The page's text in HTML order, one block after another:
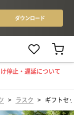
停止・遅延について
> ラスク > ギフトセ